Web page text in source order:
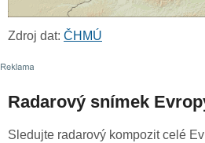
Zdroj dat: ČHMÚ
Radarový snímek
Sledujte radarový kompozit celé